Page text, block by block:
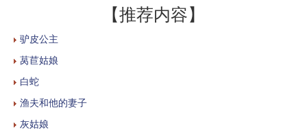
【推荐内容】
驴皮公主
莴苣姑娘
白蛇
渔夫和他的妻子
灰姑娘